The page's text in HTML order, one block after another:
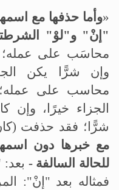
«وأما حذفها مع
"إنْ" و"لوْ"
محاسَب على عمله؛
وإن شرًّا يكن
محاسب على
الجزاء خيرًا، وإن
شرًّا؛ فقد حذفت
مع خبرها دون
للحالة السالفة -
فمثاله بعد "إنْ":